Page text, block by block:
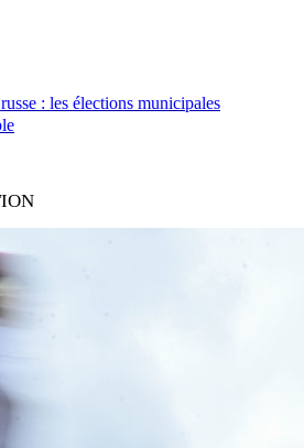
: les élections municipales